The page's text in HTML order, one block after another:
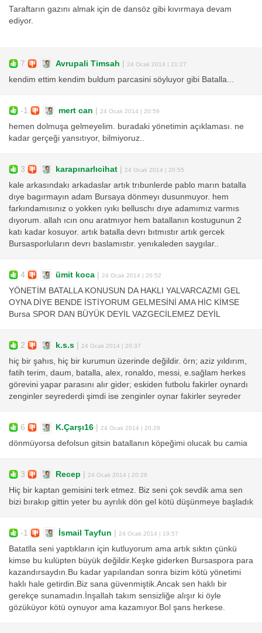
Taraftarın gazını almak için de dansöz gibi kıvırmaya devam
ediyor.
7 Avrupali Timsah | 24 Ocak 2014 | 21:27
kendim ettim kendim buldum parcasini söyluyor gibi Batalla...
-1 mert can | 24 Ocak 2014 | 20:59
hemen dolmuşa gelmeyelim. buradaki yönetimin açıklaması. ne
kadar gerçeği yansıtıyor, bilmiyoruz..
3 karapınarlıcihat | 24 Ocak 2014 | 20:55
kale arkasındakı arkadaslar artık trıbunlerde pablo marın batalla
dıye bagırmayın adam Bursaya dönmeyı dusunmuyor. hem
farkındamısınız o yokken ıyıkı belluschı dıye adamımız varmıs
dıyorum. allah ıcın onu aratmıyor hem batallanın kostugunun 2
katı kadar kosuyor. artık batalla devrı bıtmıstır artık gercek
Bursasporluların devrı baslamıstır. yenıkaleden saygılar..
4 ümit koca | 24 Ocak 2014 | 20:52
YÖNETİM BATALLA KONUSUN DA HAKLI YALVARCAZMI GEL
OYNA DİYE BENDE İSTİYORUM GELMESİNİ AMA HİC KİMSE
Bursa SPOR DAN BÜYÜK DEYİL VAZGECİLEMEZ DEYİL
2 k.s.s | 24 Ocak 2014 | 20:37
hiç bir şahıs, hiç bir kurumun üzerinde değildir. örn; aziz yıldırım,
fatih terim, daum, batalla, alex, ronaldo, messi, e.sağlam herkes
görevini yapar parasını alır gider; eskiden futbolu fakirler oynardı
zenginler seyrederdi şimdi ise zenginler oynar fakirler seyreder
6 K.Çarşı16 | 24 Ocak 2014 | 20:28
dönmüyorsa defolsun gitsin batallanın köpeğimi olucak bu camia
3 Recep | 24 Ocak 2014 | 20:28
Hiç bir kaptan gemisini terk etmez. Biz seni çok sevdik ama sen
bizi bırakıp gittin yeter bu ayrılık dön gel kötü düşünmeye başladık
-1 İsmail Tayfun | 24 Ocak 2014 | 19:57
Batatlla seni yaptıkların için kutluyorum ama artık sıktın çünkü
kimse bu kulüpten büyük değildir.Keşke giderken Bursaspora para
kazandırsaydın.Bu kadar yapılandan sonra bizim kötü yönetimi
haklı hale getirdin.Biz sana güvenmiştik.Ancak sen haklı bir
gerekçe sunamadın.İnşallah takım sensizliğe alışır ki öyle
gözüküyor kötü oynuyor ama kazamıyor.Bol şans herkese.